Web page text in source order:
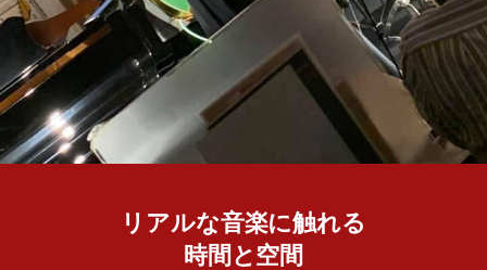
リアルな音楽に触れる
時間と空間